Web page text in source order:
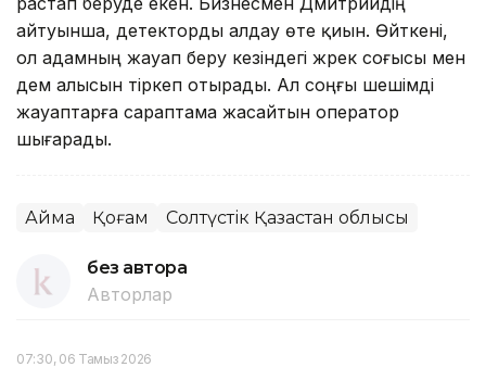
айтуынша, детекторды алдау өте қиын. Өйткені,
ол адамның жауап беру кезіндегі жүрек соғысы мен
дем алысын тіркеп отырады. Ал соңғы шешімді
жауаптарға сараптама жасайтын оператор
шығарады.
Аймақ Қоғам Солтүстік Қазақстан облысы
без автора
Авторлар
07:30, 06 Тамыз 2026